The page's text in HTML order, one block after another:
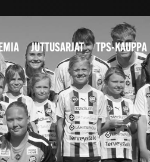
JUTTUSARJAT TPS-KAUPPA